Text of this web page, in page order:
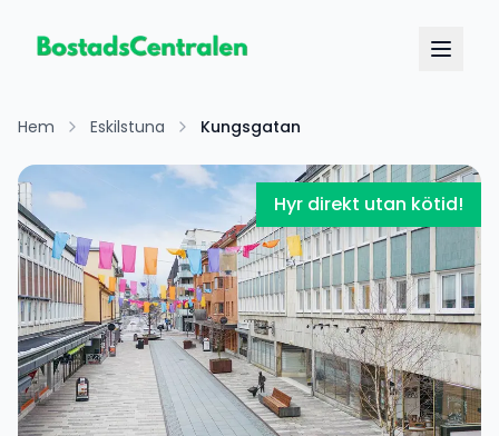
Hem Eskilstuna Kungsgatan
Hyr direkt utan kötid!